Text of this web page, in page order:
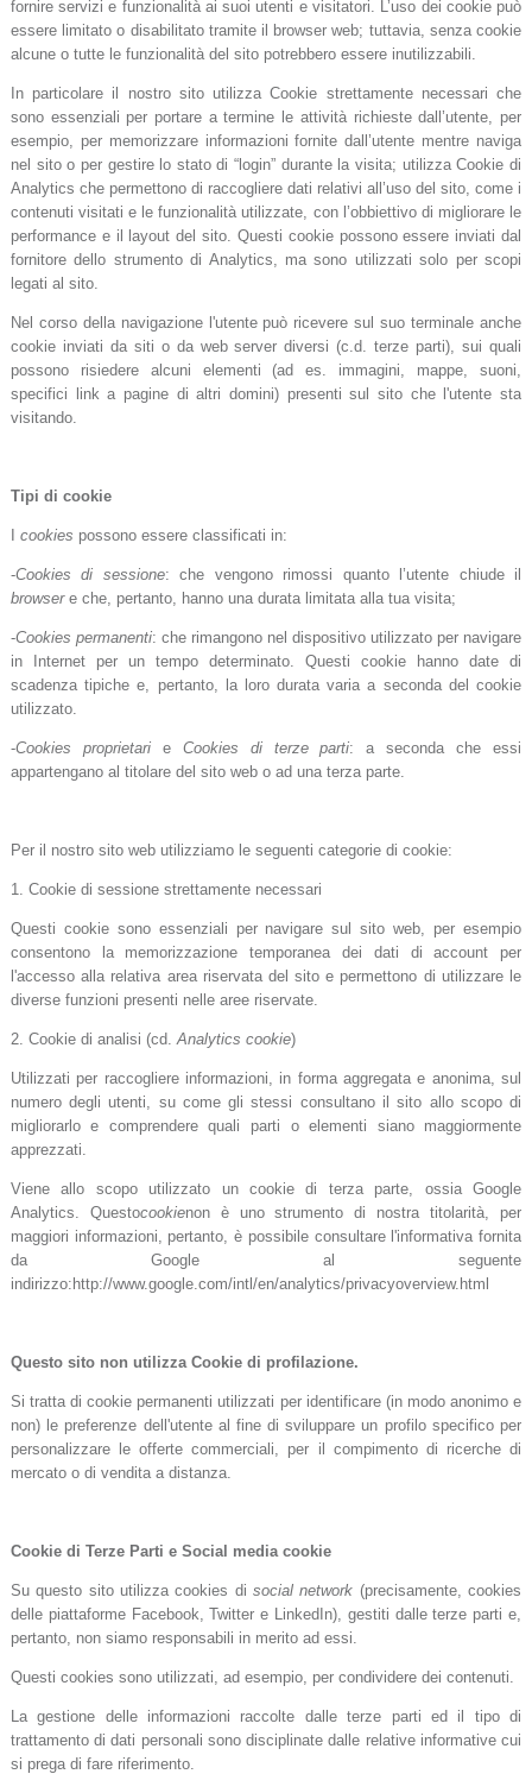
fornire servizi e funzionalità ai suoi utenti e visitatori. L’uso dei cookie può
essere limitato o disabilitato tramite il browser web; tuttavia, senza cookie
alcune o tutte le funzionalità del sito potrebbero essere inutilizzabili.
In particolare il nostro sito utilizza Cookie strettamente necessari che
sono essenziali per portare a termine le attività richieste dall’utente, per
esempio, per memorizzare informazioni fornite dall’utente mentre naviga
nel sito o per gestire lo stato di “login” durante la visita; utilizza Cookie di
Analytics che permettono di raccogliere dati relativi all’uso del sito, come i
contenuti visitati e le funzionalità utilizzate, con l’obbiettivo di migliorare le
performance e il layout del sito. Questi cookie possono essere inviati dal
fornitore dello strumento di Analytics, ma sono utilizzati solo per scopi
legati al sito.
Nel corso della navigazione l'utente può ricevere sul suo terminale anche
cookie inviati da siti o da web server diversi (c.d. terze parti), sui quali
possono risiedere alcuni elementi (ad es. immagini, mappe, suoni,
specifici link a pagine di altri domini) presenti sul sito che l'utente sta
visitando.
Tipi di cookie
I cookies possono essere classificati in:
-Cookies di sessione: che vengono rimossi quanto l’utente chiude il
browsere che, pertanto, hanno una durata limitata alla tua visita;
-Cookies permanenti: che rimangono nel dispositivo utilizzato per navigare
in Internet per un tempo determinato. Questi cookie hanno date di
scadenza tipiche e, pertanto, la loro durata varia a seconda del cookie
utilizzato.
-Cookies proprietarie Cookies di terze parti: a seconda che essi
appartengano al titolare del sito web o ad una terza parte.
Per il nostro sito web utilizziamo le seguenti categorie di cookie:
1. Cookie di sessione strettamente necessari
Questi cookie sono essenziali per navigare sul sito web, per esempio
consentono la memorizzazione temporanea dei dati di account per
l'accesso alla relativa area riservata del sito e permettono di utilizzare le
diverse funzioni presenti nelle aree riservate.
2. Cookie di analisi (cd. Analytics cookie)
Utilizzati per raccogliere informazioni, in forma aggregata e anonima, sul
numero degli utenti, su come gli stessi consultano il sito allo scopo di
migliorarlo e comprendere quali parti o elementi siano maggiormente
apprezzati.
Viene allo scopo utilizzato un cookie di terza parte, ossia Google
Analytics. Questocookienon è uno strumento di nostra titolarità, per
maggiori informazioni, pertanto, è possibile consultare l'informativa fornita
da Google al seguente
indirizzo:http://www.google.com/intl/en/analytics/privacyoverview.html
Questo sito non utilizza Cookie di profilazione.
Si tratta di cookie permanenti utilizzati per identificare (in modo anonimo e
non) le preferenze dell'utente al fine di sviluppare un profilo specifico per
personalizzare le offerte commerciali, per il compimento di ricerche di
mercato o di vendita a distanza.
Cookie di Terze Parti e Social media cookie
Su questo sito utilizza cookies disocial network (precisamente, cookies
delle piattaforme Facebook, Twitter e LinkedIn), gestiti dalle terze parti e,
pertanto, non siamo responsabili in merito ad essi.
Questi cookies sono utilizzati, ad esempio, per condividere dei contenuti.
La gestione delle informazioni raccolte dalle terze parti ed il tipo di
trattamento di dati personali sono disciplinate dalle relative informative cui
si prega di fare riferimento.